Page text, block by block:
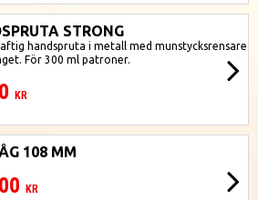
STRONG
handspruta i metall med munstycksrensare
För 300 ml patroner.
KR
108 MM
KR